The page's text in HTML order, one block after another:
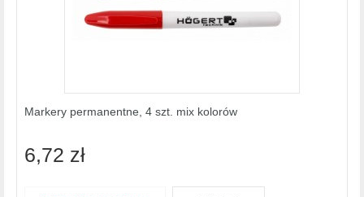
Markery permanentne, 4 szt. mix kolorów
6,72 zł